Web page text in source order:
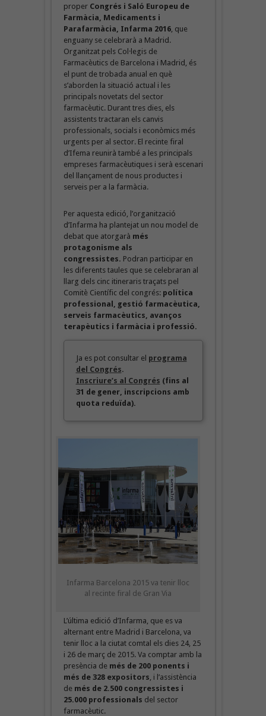
proper Congrés i Saló Europeu de
Farmàcia, Medicaments i
Parafarmàcia, Infarma 2016, que
enguany se celebrarà a Madrid.
Organitzat pels Col·legis de
Farmacèutics de Barcelona i Madrid, és
el punt de trobada anual en què
s’aborden la situació actual i les
principals novetats del sector
farmacèutic. Durant tres dies, els
assistents tractaran els canvis
professionals, socials i econòmics més
urgents per al sector. El recinte firal
d’Ifema reunirà també a les principals
empreses farmacèutiques i serà escenari
del llançament de nous productes i
serveis per a la farmàcia.
Per aquesta edició, l’organització
d’Infarma ha plantejat un nou model de
debat que atorgarà més
protagonisme als
congressistes. Podran participar en
les diferents taules que se celebraran al
llarg dels cinc itineraris traçats pel
Comitè Científic del congrés: política
professional, gestió farmacèutica,
serveis farmacèutics, avanços
terapèutics i farmàcia i professió.
Ja es pot consultar el programa
del Congrés.
Inscriure’s al Congrés (fins al
31 de gener, inscripcions amb
quota reduïda).
Infarma Barcelona 2015 va tenir lloc
al recinte firal de Gran Via
L’última edició d’Infarma, que es va
alternant entre Madrid i Barcelona, va
tenir lloc a la ciutat comtal els dies 24, 25
i 26 de març de 2015. Va comptar amb la
presència de més de 200 ponents i
més de 328 expositors , i l’assistència
de més de 2.500 congressistes i
25.000 professionals del sector
farmacèutic.